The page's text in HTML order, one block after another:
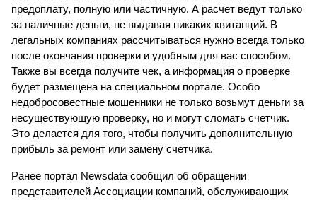
предоплату, полную или частичную. А расчет ведут только
за наличные деньги, не выдавая никаких квитанций. В
легальных компаниях рассчитываться нужно всегда только
после окончания проверки и удобным для вас способом.
Также вы всегда получите чек, а информация о проверке
будет размещена на специальном портале. Особо
недобросовестные мошенники не только возьмут деньги за
несуществующую проверку, но и могут сломать счетчик.
Это делается для того, чтобы получить дополнительную
прибыль за ремонт или замену счетчика.
Ранее портал Newsdata сообщил об обращении
представителей Ассоциации компаний, обслуживающих